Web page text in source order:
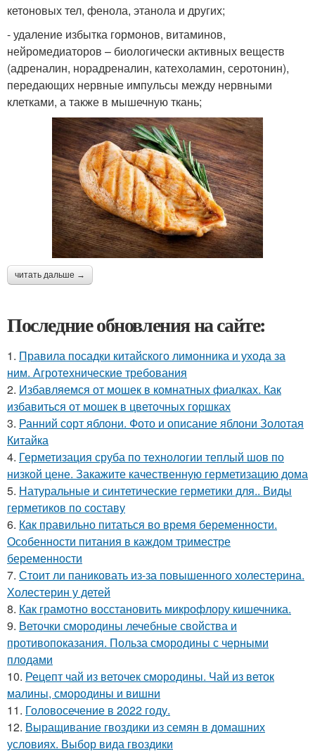
кетоновых тел, фенола, этанола и других;
- удаление избытка гормонов, витаминов,
нейромедиаторов – биологически активных веществ
(адреналин, норадреналин, катехоламин, серотонин),
передающих нервные импульсы между нервными
клетками, а также в мышечную ткань;
читать дальше →
Последние обновления на сайте:
1. Правила посадки китайского лимонника и ухода за
ним. Агротехнические требования
2. Избавляемся от мошек в комнатных фиалках. Как
избавиться от мошек в цветочных горшках
3. Ранний сорт яблони. Фото и описание яблони Золотая
Китайка
4. Герметизация сруба по технологии теплый шов по
низкой цене. Закажите качественную герметизацию дома
5. Натуральные и синтетические герметики для.. Виды
герметиков по составу
6. Как правильно питаться во время беременности.
Особенности питания в каждом триместре
беременности
7. Стоит ли паниковать из-за повышенного холестерина.
Холестерин у детей
8. Как грамотно восстановить микрофлору кишечника.
9. Веточки смородины лечебные свойства и
противопоказания. Польза смородины с черными
плодами
10. Рецепт чай из веточек смородины. Чай из веток
малины, смородины и вишни
11. Головосечение в 2022 году.
12. Выращивание гвоздики из семян в домашних
условиях. Выбор вида гвоздики